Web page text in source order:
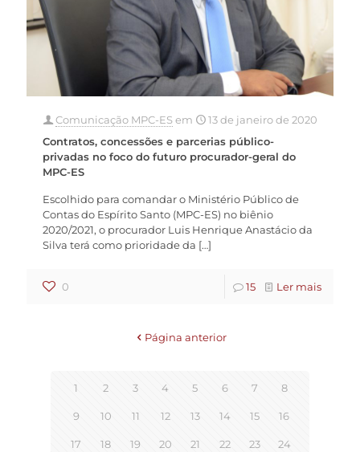
Comunicação MPC-ESem
13 de janeiro de 2020
Contratos, concessões e parcerias público-
privadas no foco do futuro procurador-geral do
MPC-ES
Escolhido para comandar o Ministério Público de
Contas do Espírito Santo (MPC-ES) no biênio
2020/2021, o procurador Luis Henrique Anastácio da
Silva terá como prioridade da […]
0 15 Ler mais
Página anterior
1 2 3 4 5 6 7 8
9 10 11 12 13 14 15 16
17 18 19 20 21 22 23 24